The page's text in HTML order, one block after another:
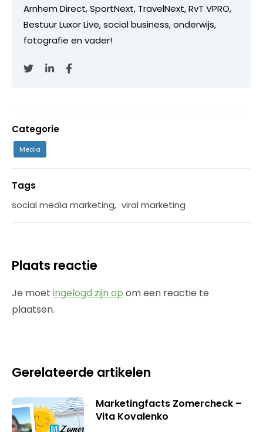
Arnhem Direct, SportNext, TravelNext, RvT VPRO,
Bestuur Luxor Live, social business, onderwijs,
fotografie en vader!
Categorie
Media
Tags
social media marketing, viral marketing
Plaats reactie
Je moet ingelogd zijn op om een reactie te
plaatsen.
Gerelateerde artikelen
Marketingfacts Zomercheck –
Vita Kovalenko